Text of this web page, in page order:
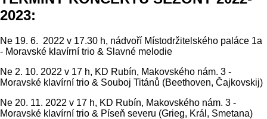
2023:
Ne 19. 6. 2022 v 17.30 h, nádvoří Místodržitelského paláce 1a
- Moravské klavírní trio & Slavné melodie
Ne 2. 10. 2022 v 17 h, KD Rubín, Makovského nám. 3 -
Moravské klavírní trio & Souboj Titánů (Beethoven, Čajkovskij)
Ne 20. 11. 2022 v 17 h, KD Rubín, Makovského nám. 3 -
Moravské klavírní trio & Píseň severu (Grieg, Král, Smetana)